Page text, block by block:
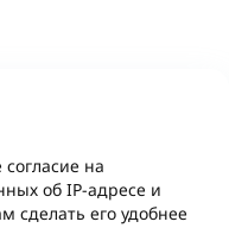
на
об IP-адресе и
сделать его удобнее